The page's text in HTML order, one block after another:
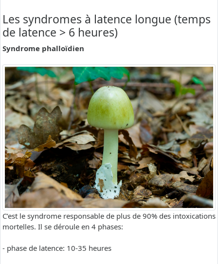
Les syndromes à latence longue (temps
de latence > 6 heures)
Syndrome phalloïdien
C’est le syndrome responsable de plus de 90% des intoxications
mortelles. Il se déroule en 4 phases:
- phase de latence: 10-35 heures